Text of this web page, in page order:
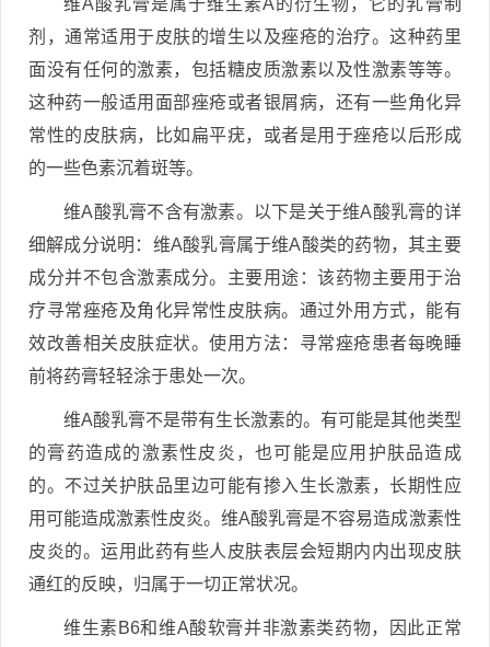
剂，通常适用于皮肤的增生以及痤疮的治疗。这种药里
面没有任何的激素，包括糖皮质激素以及性激素等等。
这种药一般适用面部痤疮或者银屑病，还有一些角化异
常性的皮肤病，比如扁平疣，或者是用于痤疮以后形成
的一些色素沉着斑等。
维A酸乳膏不含有激素。以下是关于维A酸乳膏的详
细解成分说明：维A酸乳膏属于维A酸类的药物，其主要
成分并不包含激素成分。主要用途：该药物主要用于治
疗寻常痤疮及角化异常性皮肤病。通过外用方式，能有
效改善相关皮肤症状。使用方法：寻常痤疮患者每晚睡
前将药膏轻轻涂于患处一次。
维A酸乳膏不是带有生长激素的。有可能是其他类型
的膏药造成的激素性皮炎，也可能是应用护肤品造成
的。不过关护肤品里边可能有掺入生长激素，长期性应
用可能造成激素性皮炎。维A酸乳膏是不容易造成激素性
皮炎的。运用此药有些人皮肤表层会短期内内出现皮肤
通红的反映，归属于一切正常状况。
维生素B6和维A酸软膏并非激素类药物，因此正常